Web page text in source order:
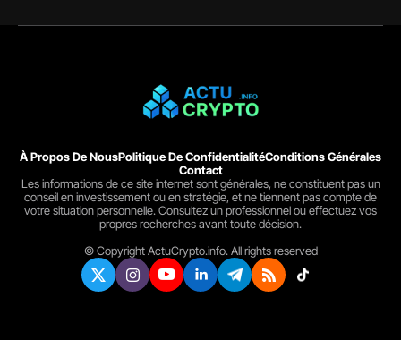
À Propos De NousPolitique De ConfidentialitéConditions Générales
Contact
Les informations de ce site internet sont générales, ne constituent pas un
conseil en investissement ou en stratégie, et ne tiennent pas compte de
votre situation personnelle. Consultez un professionnel ou effectuez vos
propres recherches avant toute décision.
© Copyright ActuCrypto.info. All rights reserved